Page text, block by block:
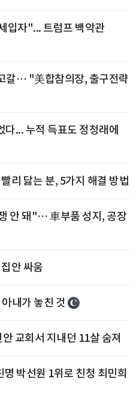
입자"... 트럼프 백악관
갈… "美합참의장, 출구전략
... 누적 득표도 정청래에
리 닳는 분, 5가지 해결 방법
안 돼"… 車부품 성지, 공장
안 싸움
내가 놓친 것
교회서 지내던 11살 숨져
박선원 1위로 친청 최민희